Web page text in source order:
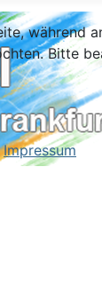
während
Bitte
Impressum